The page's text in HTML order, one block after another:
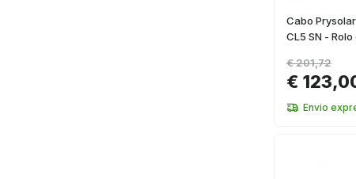
Cabo
CL5 SN -
€
€ 201,72
Envio